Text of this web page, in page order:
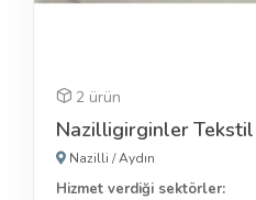
2 ürün
Nazilligirginler Tekstil
Nazilli /Aydın
Hizmet verdiği sektörler: